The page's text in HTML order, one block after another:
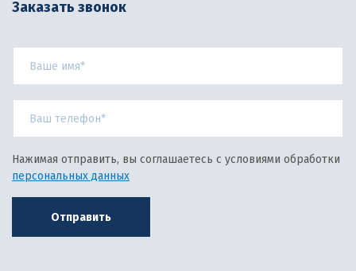
Заказать звонок
Нажимая отправить, вы соглашаетесь с условиями обработки
персональных данных
Отправить